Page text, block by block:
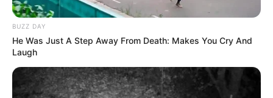
BUZZ DAY
He Was Just A Step Away From Death: Makes You Cry And
Laugh